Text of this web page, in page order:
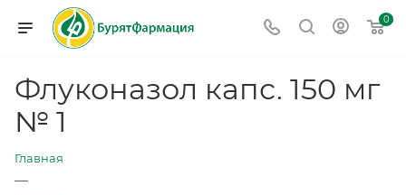
0
Флуконазол капс. 150 мг
№ 1
Главная
—